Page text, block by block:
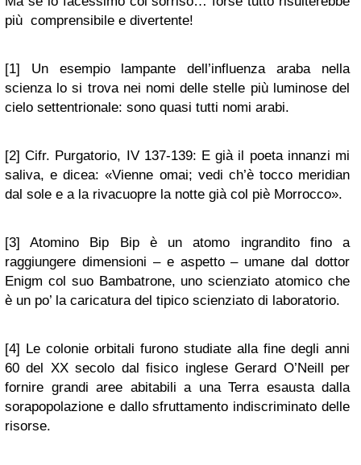
più comprensibile e divertente!
[1] Un esempio lampante dell’influenza araba nella
scienza lo si trova nei nomi delle stelle più luminose del
cielo settentrionale: sono quasi tutti nomi arabi.
[2] Cifr. Purgatorio, IV 137-139: E già il poeta innanzi mi
saliva, e dicea: «Vienne omai; vedi ch’è tocco meridian
dal sole e a la rivacuopre la notte già col piè Morrocco».
[3] Atomino Bip Bip è un atomo ingrandito fino a
raggiungere dimensioni – e aspetto – umane dal dottor
Enigm col suo Bambatrone, uno scienziato atomico che
è un po’ la caricatura del tipico scienziato di laboratorio.
[4] Le colonie orbitali furono studiate alla fine degli anni
60 del XX secolo dal fisico inglese Gerard O’Neill per
fornire grandi aree abitabili a una Terra esausta dalla
sorapopolazione e dallo sfruttamento indiscriminato delle
risorse.